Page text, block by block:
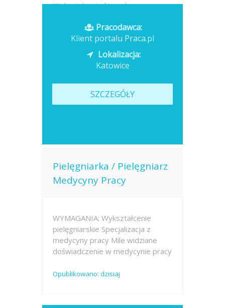
Wykształcenie kierunkowe...
Opublikowano: dzisiajPracodawca:
Klient portalu Praca.pl
Lokalizacja:
Katowice
SZCZEGÓŁY
Pielęgniarka / Pielęgniarz
Medycyny Pracy
WYMAGANIA: Wykształcenie
pielęgniarskie Specjalizacja z
medycyny pracy Mile widziane
doświadczenie w medycynie pracy
Opublikowano: dzisiaj